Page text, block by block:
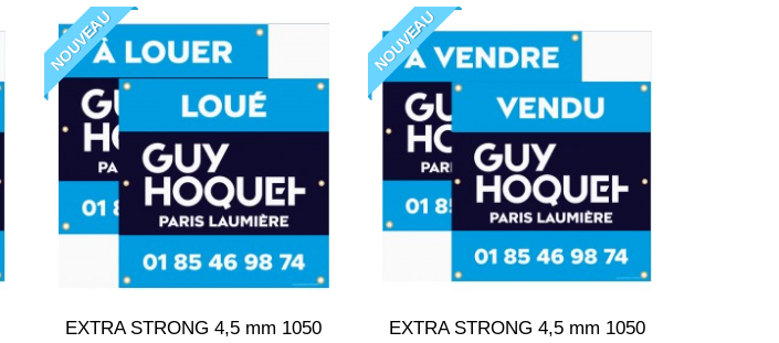
NOUVEAU
EXTRA STRONG 4,5 mm 1050
NOUVEAU
EXTRA STRONG 4,5 mm 1050